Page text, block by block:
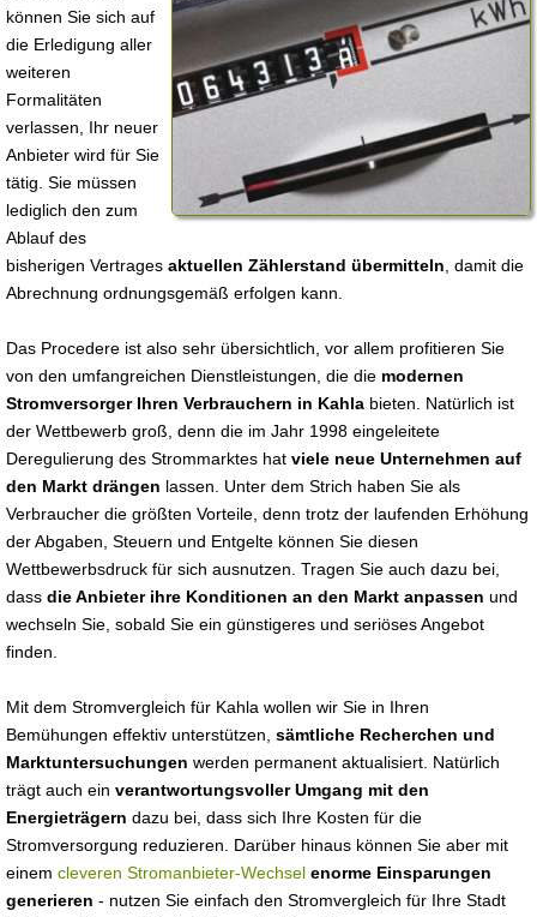
können Sie sich auf
die Erledigung aller
weiteren
Formalitäten
verlassen, Ihr neuer
Anbieter wird für Sie
tätig. Sie müssen
lediglich den zum
Ablauf des
bisherigen Vertrages aktuellen Zählerstand übermitteln , damit die
Abrechnung ordnungsgemäß erfolgen kann.
Das Procedere ist also sehr übersichtlich, vor allem profitieren Sie
von den umfangreichen Dienstleistungen, die die modernen
Stromversorger Ihren Verbrauchern in Kahla bieten. Natürlich ist
der Wettbewerb groß, denn die im Jahr 1998 eingeleitete
Deregulierung des Strommarktes hat viele neue Unternehmen auf
den Markt drängen lassen. Unter dem Strich haben Sie als
Verbraucher die größten Vorteile, denn trotz der laufenden Erhöhung
der Abgaben, Steuern und Entgelte können Sie diesen
Wettbewerbsdruck für sich ausnutzen. Tragen Sie auch dazu bei,
dass die Anbieter ihre Konditionen an den Markt anpassen und
wechseln Sie, sobald Sie ein günstigeres und seriöses Angebot
finden.
Mit dem Stromvergleich für Kahla wollen wir Sie in Ihren
Bemühungen effektiv unterstützen, sämtliche Recherchen und
Marktuntersuchungen werden permanent aktualisiert. Natürlich
trägt auch ein verantwortungsvoller Umgang mit den
Energieträgern dazu bei, dass sich Ihre Kosten für die
Stromversorgung reduzieren. Darüber hinaus können Sie aber mit
einem cleveren Stromanbieter-Wechsel enorme Einsparungen
generieren - nutzen Sie einfach den Stromvergleich für Ihre Stadt